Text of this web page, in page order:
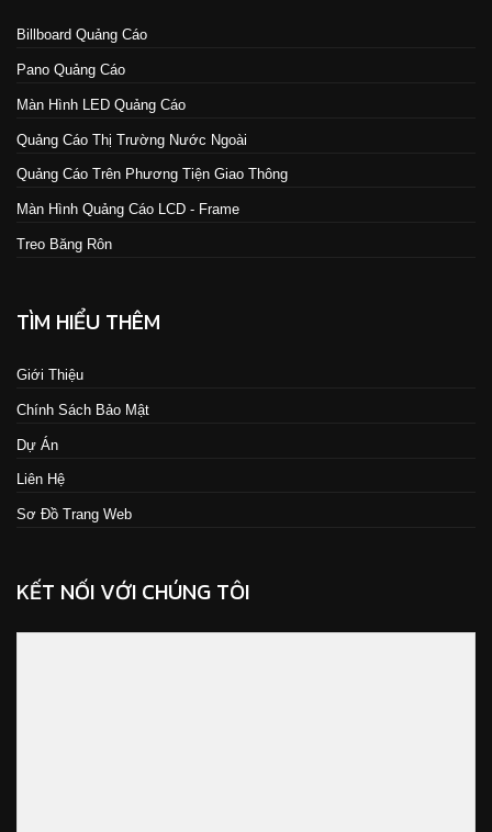
Billboard Quảng Cáo
Pano Quảng Cáo
Màn Hình LED Quảng Cáo
Quảng Cáo Thị Trường Nước Ngoài
Quảng Cáo Trên Phương Tiện Giao Thông
Màn Hình Quảng Cáo LCD - Frame
Treo Băng Rôn
TÌM HIỂU THÊM
Giới Thiệu
Chính Sách Bảo Mật
Dự Án
Liên Hệ
Sơ Đồ Trang Web
KẾT NỐI VỚI CHÚNG TÔI